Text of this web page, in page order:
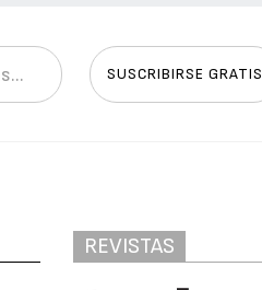
SUSCRIBIRSE GRATIS
REVISTAS